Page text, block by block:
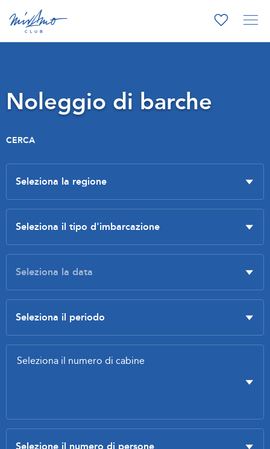
Noleggio di barche
CERCA